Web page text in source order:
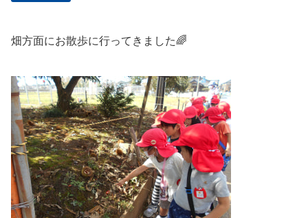
畑方面にお散歩に行ってきました🌈